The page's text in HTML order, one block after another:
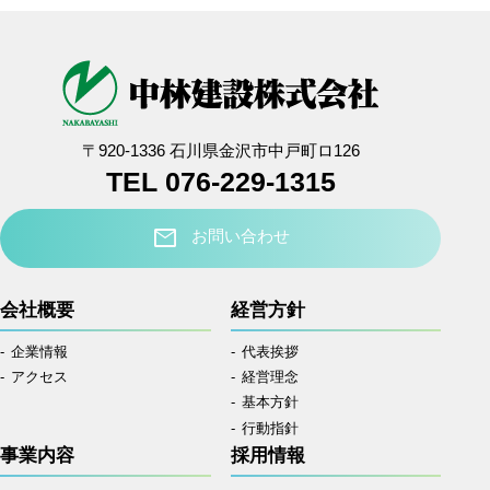
〒920-1336 石川県金沢市中戸町ロ126
TEL 076-229-1315
mail
お問い合わせ
会社概要
企業情報
アクセス
経営方針
代表挨拶
経営理念
基本方針
行動指針
事業内容 採用情報